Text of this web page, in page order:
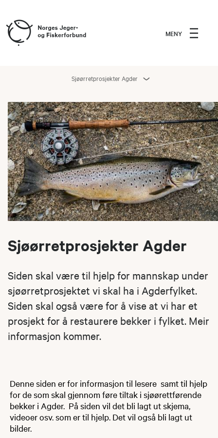
MENY
Sjøørretprosjekter Agder
Sjøørretprosjekter Agder
Siden skal være til hjelp for mannskap under
sjøørretprosjektet vi skal ha i Agderfylket.
Siden skal også være for å vise at vi har et
prosjekt for å restaurere bekker i fylket. Meir
informasjon kommer.
Denne siden er for informasjon til lesere samt til hjelp
for de som skal gjennom føre tiltak i sjøørettførende
bekker i Agder. På siden vil det bli lagt ut skjema,
videoer osv. som er til hjelp. Det vil også bli lagt ut
bilder.